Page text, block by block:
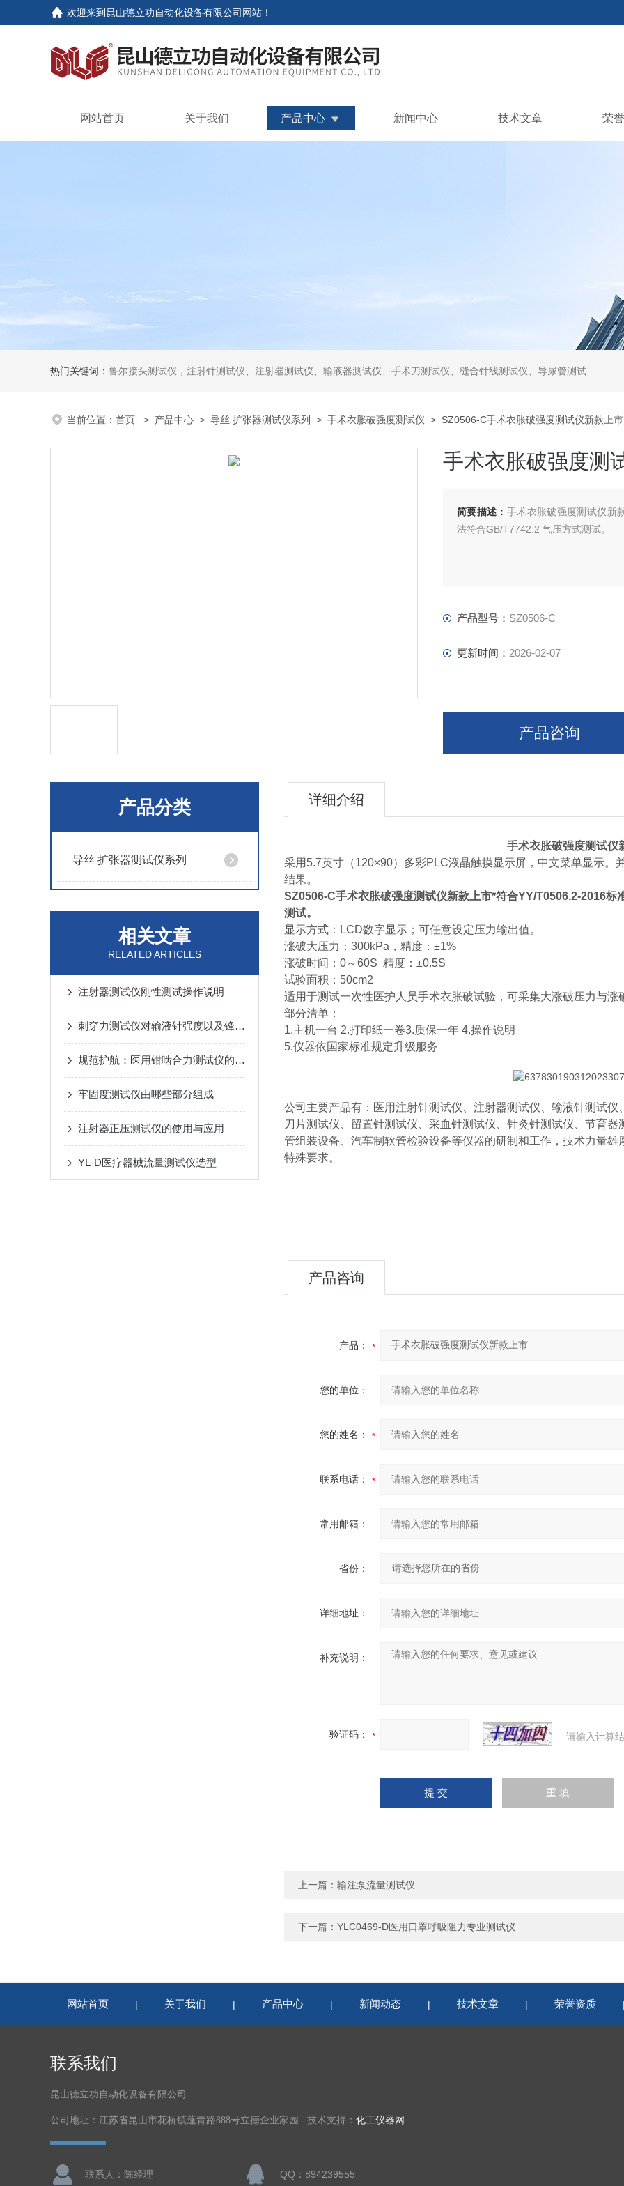
欢迎来到 昆山德立功自动化设备有限公司网站 ！
网站首页 关于我们 产品中心 新闻中心 技术文章 荣
热门关键词： 鲁尔接头测试仪，注射针测试仪、注射器测试仪、输液器测试仪、手术刀测试仪、缝合针线测试仪、导尿管测试仪、医用镊钳测试仪、导引管导丝测试仪、针灸针测试仪、留置针测试仪
当前位置： 首页 > 产品中心 > 导丝 扩张器测试仪系列 > 手术衣胀破强度测试仪 > SZ0506-C手术衣胀破强度测试仪新款上市
手术衣胀破强度测
简要描述： 手术衣胀破强度测试仪新
法符合GB/T7742.2 气压方式测试。
产品型号： SZ0506-C
更新时间： 2026-02-07
产品咨询
产品分类
导丝 扩张器测试仪系列
相关文章
RELATED ARTICLES
注射器测试仪刚性测试操作说明
刺穿力测试仪对输液针强度以及锋利度的实验方式
规范护航：医用钳啮合力测试仪的科学使用准则
牢固度测试仪由哪些部分组成
注射器正压测试仪的使用与应用
YL-D医疗器械流量测试仪选型
详细介绍
手术衣胀破强度测试仪
采用5.7英寸（120×90）多彩PLC液晶触摸显示屏，中文菜单显示。
结果。
SZ0506-C手术衣胀破强度测试仪新款上市*符合YY/T0506.2-2016标
测试。
显示方式：LCD数字显示；可任意设定压力输出值。
涨破大压力：300kPa，精度：±1%
涨破时间：0～60S 精度：±0.5S
试验面积：50cm2
适用于测试一次性医护人员手术衣胀破试验，可采集大涨破压力与涨
部分清单：
1.主机一台 2.打印纸一卷3.质保一年 4.操作说明
5.仪器依国家标准规定升级服务
公司主要产品有：医用注射针测试仪、注射器测试仪、输液针测试
刀片测试仪、留置针测试仪、采血针测试仪、针灸针测试仪、节育
管组装设备、汽车制软管检验设备等仪器的研制和工作，技术力量
特殊要求。
产品咨询
产品：
您的单位：
您的姓名：
联系电话：
常用邮箱：
省份：
详细地址：
补充说明：
验证码： 请输入计算
上一篇： 输注泵流量测试仪
下一篇： YLC0469-D医用口罩呼吸阻力专业测试仪
网站首页 | 关于我们 | 产品中心 | 新闻动态 | 技术文章 | 荣誉资质
联系我们
昆山德立功自动化设备有限公司
公司地址：江苏省昆山市花桥镇蓬青路888号立德企业家园 技术支持： 化工仪器网
联系人：陈经理 QQ：894239555